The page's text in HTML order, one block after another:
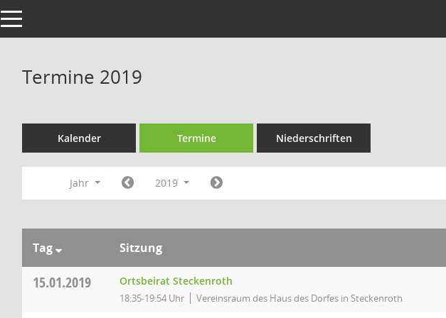
Toggle navigation
Termine 2019
Kalender Termine Niederschriften
Jahr 2019
Tag Sitzung
15.01.2019 Ortsbeirat Steckenroth
18:35-19:54 Uhr Vereinsraum des Haus des Dorfes in Steckenroth